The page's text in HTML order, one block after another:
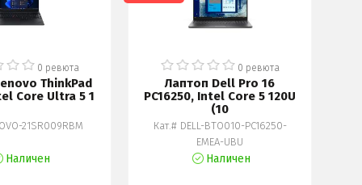
0 ревюта
ThinkPad
Core Ultra 5 1
21SR009RBM
Наличен
0 ревюта
Лаптоп Dell Pro 16
PC16250, Intel Core 5 120U
(10
Кат.# DELL-BTO010-PC16250-
EMEA-UBU
Наличен